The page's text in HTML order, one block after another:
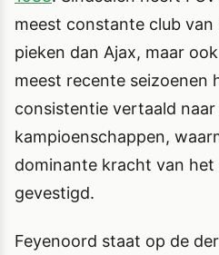
meest constante club
pieken dan Ajax, maar
meest recente seizoenen
consistentie vertaald
kampioenschappen,
dominante kracht van
gevestigd.
Feyenoord staat op de